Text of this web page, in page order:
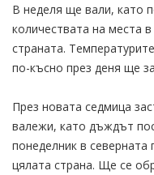
В неделя ще вали, като
количествата на места
страната.
по-късно през деня ще
През новата седмица
валежи, като дъждът
понеделник в
цялата страна. Ще се